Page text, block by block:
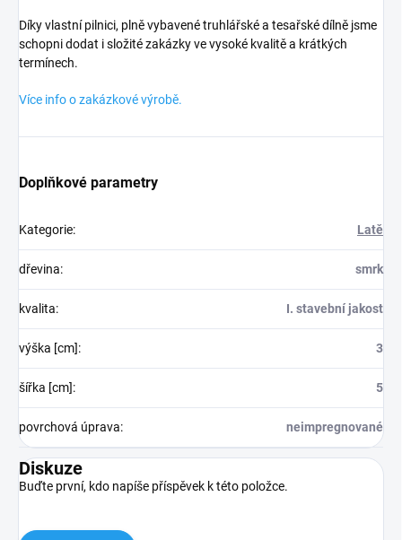
Díky vlastní pilnici, plně vybavené truhlářské a tesařské dílně jsme
schopni dodat i složité zakázky ve vysoké kvalitě a krátkých
termínech.
Více info o zakázkové výrobě.
Doplňkové parametry
Kategorie: Latě
dřevina: smrk
kvalita: I. stavební jakost
výška [cm]: 3
šířka [cm]: 5
povrchová úprava: neimpregnované
Diskuze
Buďte první, kdo napíše příspěvek k této položce.